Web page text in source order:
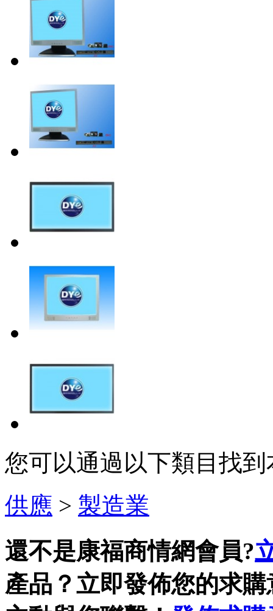
您可以通過以下類目找
供應 > 製造業
還不是康福商情網會員?
產品？立即發佈您的求